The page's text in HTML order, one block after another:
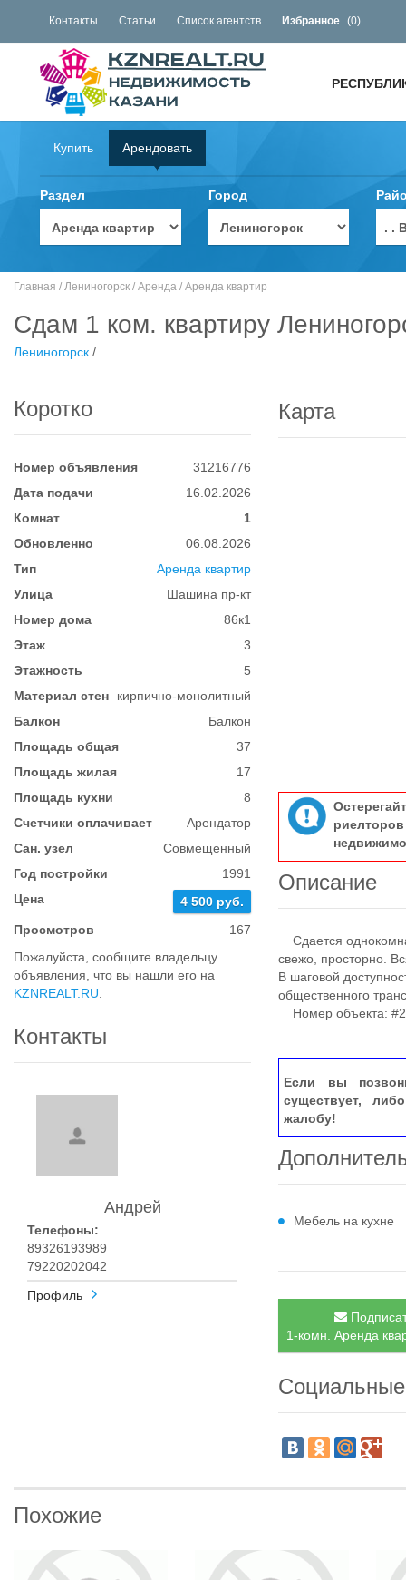
Контакты Статьи Список агентств Избранное (0)
Купить Арендовать
Раздел Город
. .
Главная / Лениногорск / Аренда / Аренда квартир
Сдам 1 ком. квартиру
Лениногорск /
Коротко
Номер объявления
31216776
Дата подачи
16.02.2026
Комнат
1
Обновленно
06.08.2026
Тип
Аренда квартир
Улица
Шашина пр-кт
Номер дома
86к1
Этаж
3
Этажность
5
Материал стен
кирпично-монолитный
Балкон
Балкон
Площадь общая
37
Площадь жилая
17
Площадь кухни
8
Счетчики оплачивает
Арендатор
Сан. узел
Совмещенный
Год постройки
1991
Цена
4 500 руб.
Просмотров
167
Пожалуйста, сообщите владельцу
объявления, что вы нашли его на
KZNREALT.RU
Контакты
Андрей
Телефоны:
89326193989
79220202042
Профиль
Карта
Описание
Сдается
свежо, просторно.
В шаговой
общественного
Номер объекта:
Если вы
существует,
жалобу!
Мебель на кухне
1-комн. Аренда
Похожие